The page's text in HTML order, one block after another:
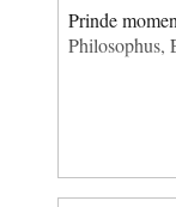
Prinde
Philosophus,